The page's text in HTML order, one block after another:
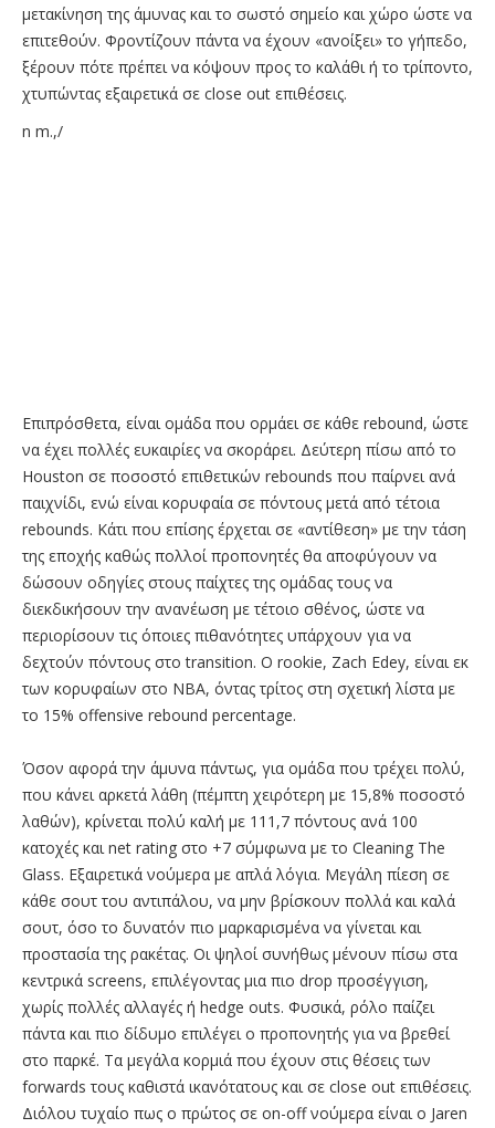
μετακίνηση της άμυνας και το σωστό σημείο και χώρο ώστε να
επιτεθούν. Φροντίζουν πάντα να έχουν «ανοίξει» το γήπεδο,
ξέρουν πότε πρέπει να κόψουν προς το καλάθι ή το τρίποντο,
χτυπώντας εξαιρετικά σε close out επιθέσεις.
n m.,/
Επιπρόσθετα, είναι ομάδα που ορμάει σε κάθε rebound, ώστε
να έχει πολλές ευκαιρίες να σκοράρει. Δεύτερη πίσω από το
Houston σε ποσοστό επιθετικών rebounds που παίρνει ανά
παιχνίδι, ενώ είναι κορυφαία σε πόντους μετά από τέτοια
rebounds. Κάτι που επίσης έρχεται σε «αντίθεση» με την τάση
της εποχής καθώς πολλοί προπονητές θα αποφύγουν να
δώσουν οδηγίες στους παίχτες της ομάδας τους να
διεκδικήσουν την ανανέωση με τέτοιο σθένος, ώστε να
περιορίσουν τις όποιες πιθανότητες υπάρχουν για να
δεχτούν πόντους στο transition. O rookie, Zach Edey, είναι εκ
των κορυφαίων στο ΝΒΑ, όντας τρίτος στη σχετική λίστα με
το 15% offensive rebound percentage.
Όσον αφορά την άμυνα πάντως, για ομάδα που τρέχει πολύ,
που κάνει αρκετά λάθη (πέμπτη χειρότερη με 15,8% ποσοστό
λαθών), κρίνεται πολύ καλή με 111,7 πόντους ανά 100
κατοχές και net rating στο +7 σύμφωνα με το Cleaning The
Glass. Εξαιρετικά νούμερα με απλά λόγια. Μεγάλη πίεση σε
κάθε σουτ του αντιπάλου, να μην βρίσκουν πολλά και καλά
σουτ, όσο το δυνατόν πιο μαρκαρισμένα να γίνεται και
προστασία της ρακέτας. Οι ψηλοί συνήθως μένουν πίσω στα
κεντρικά screens, επιλέγοντας μια πιο drop προσέγγιση,
χωρίς πολλές αλλαγές ή hedge outs. Φυσικά, ρόλο παίζει
πάντα και πιο δίδυμο επιλέγει ο προπονητής για να βρεθεί
στο παρκέ. Τα μεγάλα κορμιά που έχουν στις θέσεις των
forwards τους καθιστά ικανότατους και σε close out επιθέσεις.
Διόλου τυχαίο πως ο πρώτος σε on-off νούμερα είναι ο Jaren